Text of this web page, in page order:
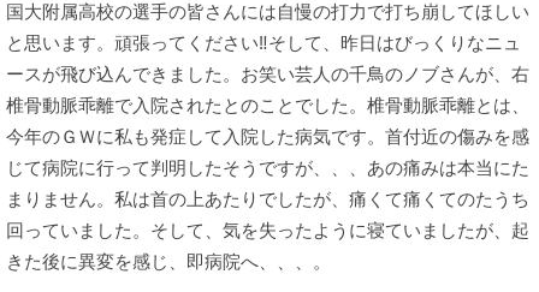
国大附属高校の選手の皆さんには自慢の打力で打ち崩してほしい
と思います。頑張ってください‼そして、昨日はびっくりなニュ
ースが飛び込んできました。お笑い芸人の千鳥のノブさんが、右
椎骨動脈乖離で入院されたとのことでした。椎骨動脈乖離とは、
今年のＧＷに私も発症して入院した病気です。首付近の傷みを感
じて病院に行って判明したそうですが、、、あの痛みは本当にた
まりません。私は首の上あたりでしたが、痛くて痛くてのたうち
回っていました。そして、気を失ったように寝ていましたが、起
きた後に異変を感じ、即病院へ、、、。